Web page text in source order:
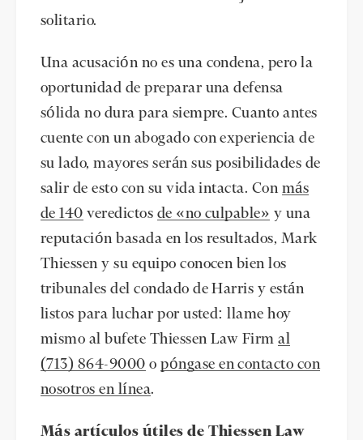
solitario.
Una acusación no es una condena, pero la
oportunidad de preparar una defensa
sólida no dura para siempre. Cuanto antes
cuente con un abogado con experiencia de
su lado, mayores serán sus posibilidades de
salir de esto con su vida intacta. Con más
de 140 veredictos de «no culpable» y una
reputación basada en los resultados, Mark
Thiessen y su equipo conocen bien los
tribunales del condado de Harris y están
listos para luchar por usted: llame hoy
mismo al bufete Thiessen Law Firmal
(713) 864-9000 opóngase en contacto con
nosotros en línea.
Más artículos útiles de Thiessen Law